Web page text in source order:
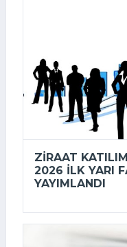
ZIRAAT
2026 ILK YARI
YAYIMLANDI